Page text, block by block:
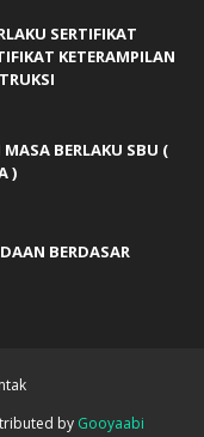
SERTIFIKAT
KETERAMPILAN
BERLAKU SBU (
)
BERDASAR
by Gooyaabi